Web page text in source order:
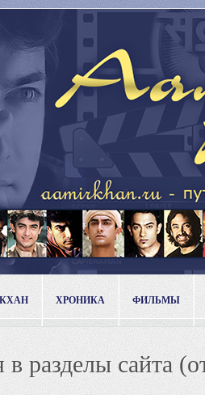
ХРОНИКА ФИЛЬМЫ
в разделы сайта